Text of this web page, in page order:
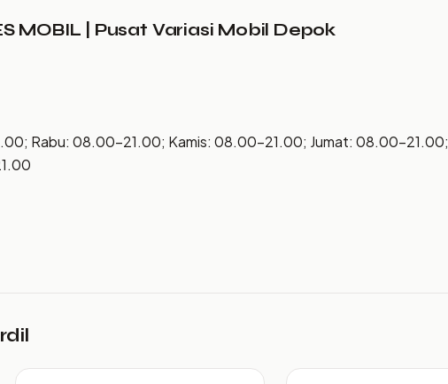
MOBIL | Pusat Variasi Mobil Depok
Rabu: 08.00–21.00; Kamis: 08.00–21.00; Jumat: 08.00–21.00;